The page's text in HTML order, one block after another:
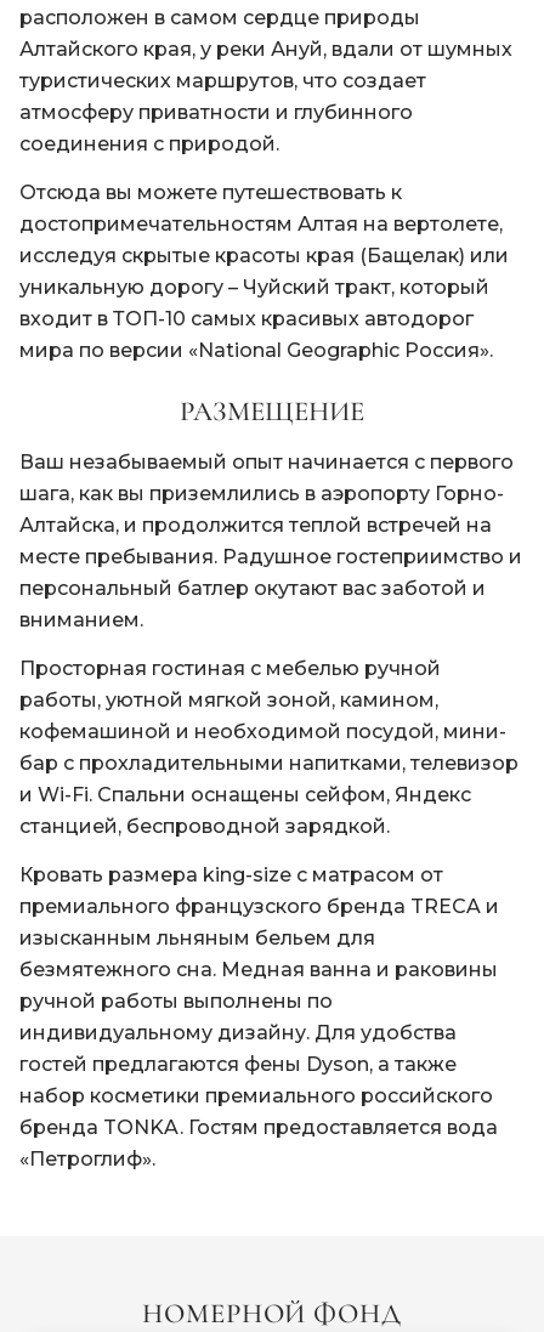
расположен в самом сердце природы
Алтайского края, у реки Ануй, вдали от шумных
туристических маршрутов, что создает
атмосферу приватности и глубинного
соединения с природой.
Отсюда вы можете путешествовать к
достопримечательностям Алтая на вертолете,
исследуя скрытые красоты края (Бащелак) или
уникальную дорогу – Чуйский тракт, который
входит в ТОП-10 самых красивых автодорог
мира по версии «National Geographic Россия».
РАЗМЕЩЕНИЕ
Ваш незабываемый опыт начинается с первого
шага, как вы приземлились в аэропорту Горно-
Алтайска, и продолжится теплой встречей на
месте пребывания. Радушное гостеприимство и
персональный батлер окутают вас заботой и
вниманием.
Просторная гостиная с мебелью ручной
работы, уютной мягкой зоной, камином,
кофемашиной и необходимой посудой, мини-
бар с прохладительными напитками, телевизор
и Wi-Fi. Спальни оснащены сейфом, Яндекс
станцией, беспроводной зарядкой.
Кровать размера king-size с матрасом от
премиального французского бренда TRECA и
изысканным льняным бельем для
безмятежного сна. Медная ванна и раковины
ручной работы выполнены по
индивидуальному дизайну. Для удобства
гостей предлагаются фены Dyson, а также
набор косметики премиального российского
бренда TONKA. Гостям предоставляется вода
«Петроглиф».
НОМЕРНОЙ ФОНД